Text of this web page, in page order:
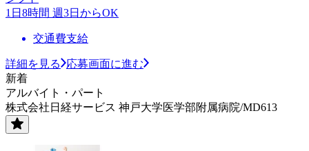
1日8時間 週3日からOK
交通費支給
詳細を見る
応募画面に進む
新着
アルバイト・パート
株式会社日経サービス 神戸大学医学部附属病院/MD613